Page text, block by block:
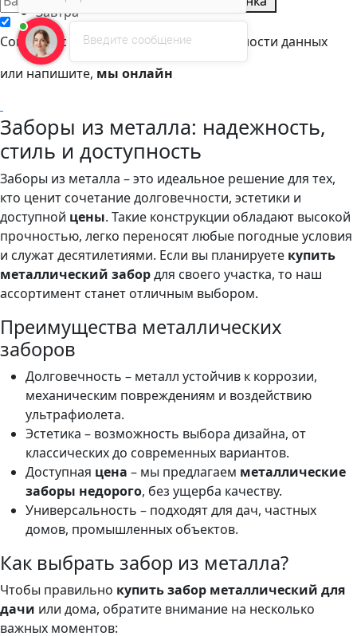
Завтра
Согласен с политикой конфиденциальности данных
или напишите, мы онлайн
Заборы из металла: надежность,
стиль и доступность
Заборы из металла – это идеальное решение для тех,
кто ценит сочетание долговечности, эстетики и
доступной цены. Такие конструкции обладают высокой
прочностью, легко переносят любые погодные условия
и служат десятилетиями. Если вы планируете купить
металлический забордля своего участка, то наш
ассортимент станет отличным выбором.
Преимущества металлических
заборов
Долговечность – металл устойчив к коррозии,
механическим повреждениям и воздействию
ультрафиолета.
Эстетика – возможность выбора дизайна, от
классических до современных вариантов.
Доступная цена – мы предлагаем металлические
заборы недорого, без ущерба качеству.
Универсальность – подходят для дач, частных
домов, промышленных объектов.
Как выбрать забор из металла?
Чтобы правильно купить забор металлический для
дачи или дома, обратите внимание на несколько
важных моментов:
Введите сообщение